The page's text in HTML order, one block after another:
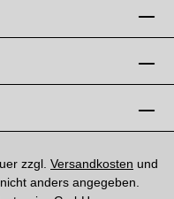
zzgl. Versandkosten und
anders angegeben.